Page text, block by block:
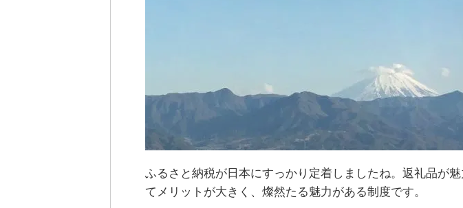
ふるさと納税が日本にすっかり定着しましたね。返礼品が
てメリットが大きく、燦然たる魅力がある制度です。